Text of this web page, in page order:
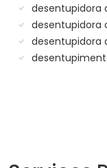
desentupidora
desentupidora
desentupidora